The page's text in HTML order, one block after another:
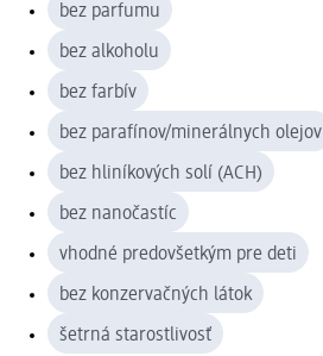
bez parfumu
bez alkoholu
bez farbív
bez parafínov/minerálnych olejov
bez hliníkových solí (ACH)
bez nanočastíc
vhodné predovšetkým pre deti
bez konzervačných látok
šetrná starostlivosť